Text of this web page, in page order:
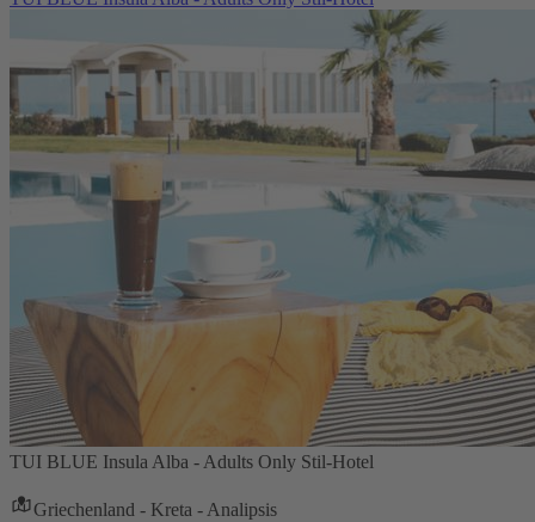
TUI BLUE Insula Alba - Adults Only Stil-Hotel
Griechenland - Kreta - Analipsis